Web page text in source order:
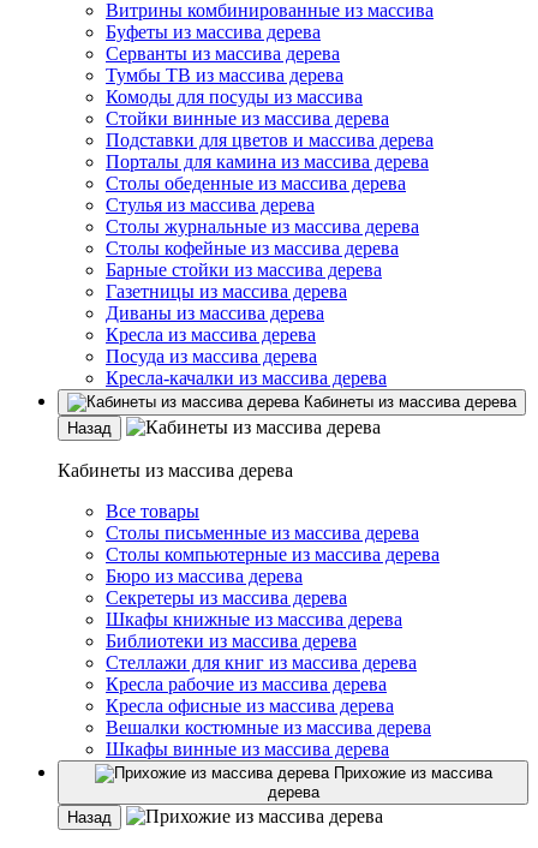
Витрины комбинированные из массива
Буфеты из массива дерева
Серванты из массива дерева
Тумбы ТВ из массива дерева
Комоды для посуды из массива
Стойки винные из массива дерева
Подставки для цветов и массива дерева
Порталы для камина из массива дерева
Столы обеденные из массива дерева
Стулья из массива дерева
Столы журнальные из массива дерева
Столы кофейные из массива дерева
Барные стойки из массива дерева
Газетницы из массива дерева
Диваны из массива дерева
Кресла из массива дерева
Посуда из массива дерева
Кресла-качалки из массива дерева
Кабинеты из массива дерева
Назад
Кабинеты из массива дерева
Все товары
Столы письменные из массива дерева
Столы компьютерные из массива дерева
Бюро из массива дерева
Секретеры из массива дерева
Шкафы книжные из массива дерева
Библиотеки из массива дерева
Стеллажи для книг из массива дерева
Кресла рабочие из массива дерева
Кресла офисные из массива дерева
Вешалки костюмные из массива дерева
Шкафы винные из массива дерева
Прихожие из массива
дерева
Назад